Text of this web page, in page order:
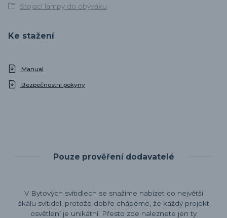
Stojací lampy do obýváku
Ke stažení
Manual
Bezpečnostní pokyny
Pouze prověření dodavatelé
V Bytových svítidlech se snažíme nabízet co největší
škálu svítidel, protože dobře chápeme, že každý projekt
osvětlení je unikátní. Přesto zde naleznete jen ty